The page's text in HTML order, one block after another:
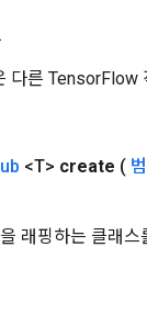
른 TensorFlow
<T> create (
래핑하는 클래스